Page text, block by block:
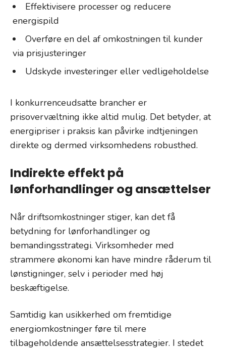
Effektivisere processer og reducere
energispild
Overføre en del af omkostningen til kunder
via prisjusteringer
Udskyde investeringer eller vedligeholdelse
I konkurrenceudsatte brancher er
prisovervæltning ikke altid mulig. Det betyder, at
energipriser i praksis kan påvirke indtjeningen
direkte og dermed virksomhedens robusthed.
Indirekte effekt på
lønforhandlinger og ansættelser
Når driftsomkostninger stiger, kan det få
betydning for lønforhandlinger og
bemandingsstrategi. Virksomheder med
strammere økonomi kan have mindre råderum til
lønstigninger, selv i perioder med høj
beskæftigelse.
Samtidig kan usikkerhed om fremtidige
energiomkostninger føre til mere
tilbageholdende ansættelsesstrategier. I stedet